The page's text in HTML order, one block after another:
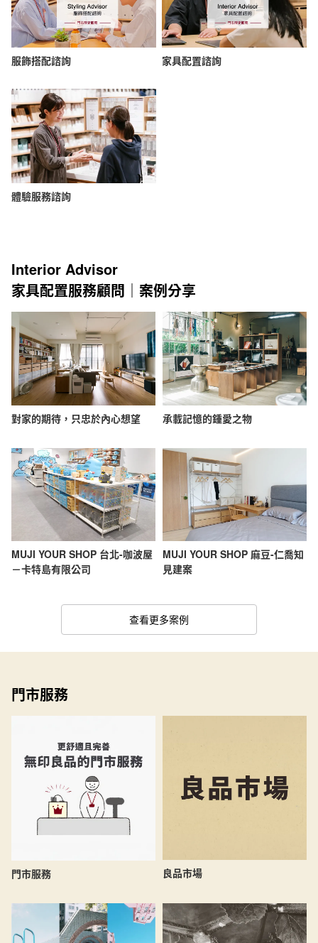
服飾搭配諮詢 家具配置諮詢
體驗服務諮詢
Interior Advisor
家具配置服務顧問｜案例分享
對家的期待，只忠於內心想望 承載記憶的鍾愛之物
MUJI YOUR SHOP 台北-咖波屋
－卡特島有限公司
MUJI YOUR SHOP 麻豆-仁喬知
見建案
查看更多案例
門市服務
門市服務 良品市場